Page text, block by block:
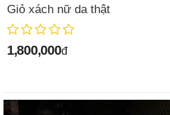
Giỏ xách nữ da thật
1,800,000đ